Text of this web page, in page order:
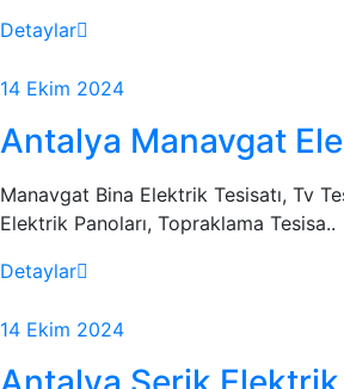
Detaylar
14 Ekim 2024
Antalya Manavgat
Manavgat Bina Elektrik Tesisatı, Tv
Elektrik Panoları, Topraklama Tesisa..
Detaylar
14 Ekim 2024